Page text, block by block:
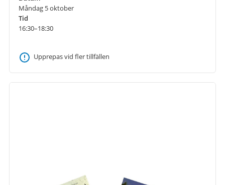
Måndag 5 oktober
Tid
16:30–18:30
Upprepas vid fler tillfällen